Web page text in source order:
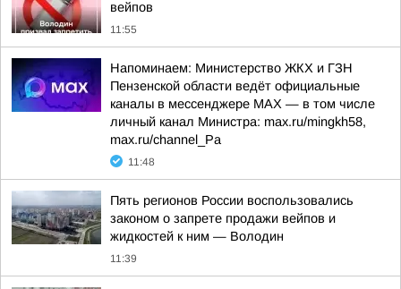
вейпов
11:55
Напоминаем: Министерство ЖКХ и ГЗН
Пензенской области ведёт официальные
каналы в мессенджере МАХ — в том числе
личный канал Министра: max.ru/mingkh58,
max.ru/channel_Pa
11:48
Пять регионов России воспользовались
законом о запрете продажи вейпов и
жидкостей к ним — Володин
11:39